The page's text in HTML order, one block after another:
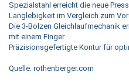
Spezialstahl erreicht die neue
Langlebigkeit im Vergleich zum
Die 3-Bolzen Gleichlaufmechanik
mit einem Finger
Präzisionsgefertigte Kontur für
Quelle: rothenberger.com